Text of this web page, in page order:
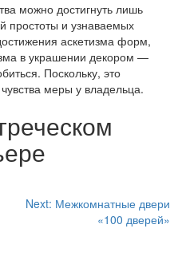
можно достигнуть лишь
простоты и узнаваемых
аскетизма форм,
в украшении декором —
Поскольку, это
меры у владельца.
Next: Межкомнатные двери
«100 дверей»